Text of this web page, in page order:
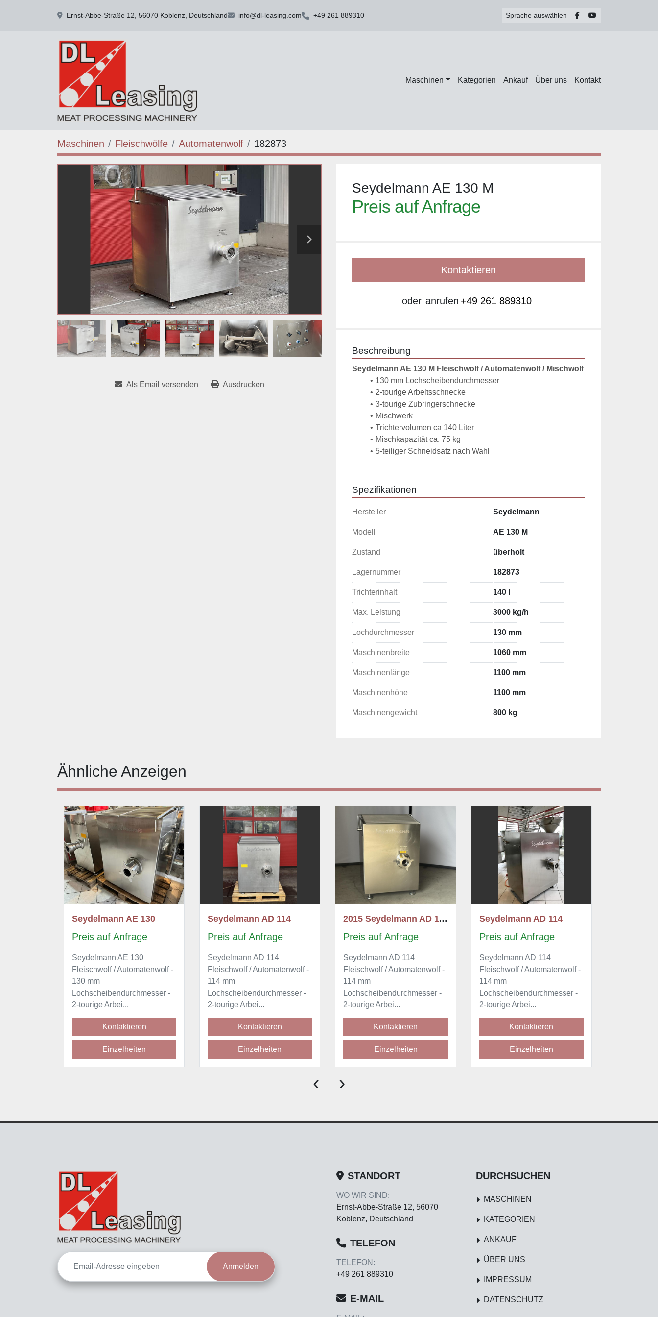
Ernst-Abbe-Straße 12, 56070 Koblenz, Deutschland info@dl-leasing.com +49 261 889310 Sprache auswählen facebook
Maschinen Kategorien Ankauf Über uns Kontakt
Maschinen Fleischwölfe Automatenwolf 182873
Als Email versenden Ausdrucken
Seydelmann AE 130 M
Preis auf Anfrage
Kontaktieren
oder anrufen +49 261 889310
Beschreibung
Seydelmann AE 130 M Fleischwolf / Automatenwolf / Mischwolf
130 mm Lochscheibendurchmesser
2-tourige Arbeitsschnecke
3-tourige Zubringerschnecke
Mischwerk
Trichtervolumen ca 140 Liter
Mischkapazität ca. 75 kg
5-teiliger Schneidsatz nach Wahl
Spezifikationen
Hersteller Seydelmann
Modell AE 130 M
Zustand überholt
Lagernummer 182873
Trichterinhalt 140 l
Max. Leistung 3000 kg/h
Lochdurchmesser 130 mm
Maschinenbreite 1060 mm
Maschinenlänge 1100 mm
Maschinenhöhe 1100 mm
Maschinengewicht 800 kg
Ähnliche Anzeigen
Seydelmann AE 130
Preis auf Anfrage
Seydelmann AE 130
Fleischwolf / Automatenwolf -
130 mm
Lochscheibendurchmesser -
2-tourige Arbei...
Kontaktieren
Einzelheiten
Seydelmann AD 114
Preis auf Anfrage
Seydelmann AD 114
Fleischwolf / Automatenwolf -
114 mm
Lochscheibendurchmesser -
2-tourige Arbei...
Kontaktieren
Einzelheiten
2015 Seydelmann AD 114
Preis auf Anfrage
Seydelmann AD 114
Fleischwolf / Automatenwolf -
114 mm
Lochscheibendurchmesser -
2-tourige Arbei...
Kontaktieren
Einzelheiten
Seydelmann AD 114
Preis auf Anfrage
Seydelmann AD 114
Fleischwolf / Automatenwolf -
114 mm
Lochscheibendurchmesser -
2-tourige Arbei...
Kontaktieren
Einzelheiten
‹ ›
Anmelden
STANDORT
WO WIR SIND:
Ernst-Abbe-Straße 12, 56070
Koblenz, Deutschland
TELEFON
TELEFON:
+49 261 889310
E-MAIL
DURCHSUCHEN
MASCHINEN
KATEGORIEN
ANKAUF
ÜBER UNS
IMPRESSUM
DATENSCHUTZ